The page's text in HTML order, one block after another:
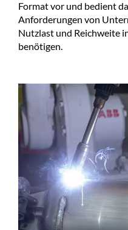
Format vor und bedient
Anforderungen von
Nutzlast und Reichweite
benötigen.